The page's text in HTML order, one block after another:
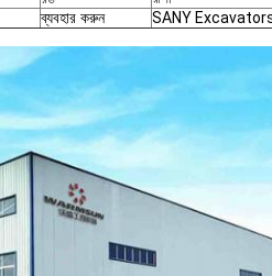
ব্যবহার করুন SANY